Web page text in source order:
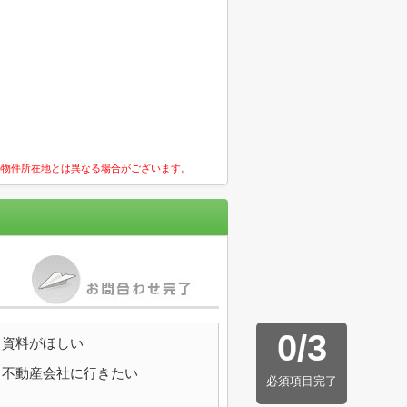
件所在地とは異なる場合がございます。
0/3
必須項目完了
資料がほしい
不動産会社に行きたい